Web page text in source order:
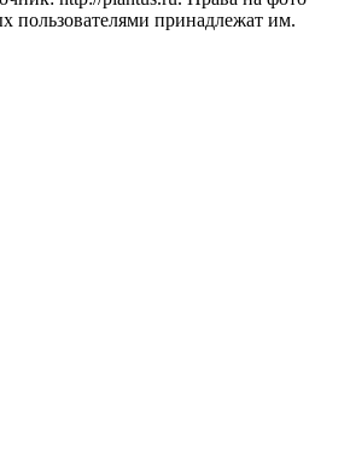
пользователями принадлежат им.